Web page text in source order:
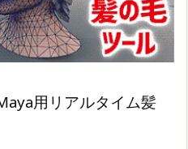
用リアルタイム髪